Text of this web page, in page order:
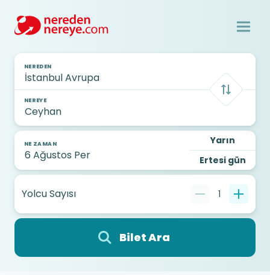
NEREDEN
NEREYE
NE ZAMAN
Yarın
Ertesi gün
Yolcu Sayısı 1
Bilet Ara